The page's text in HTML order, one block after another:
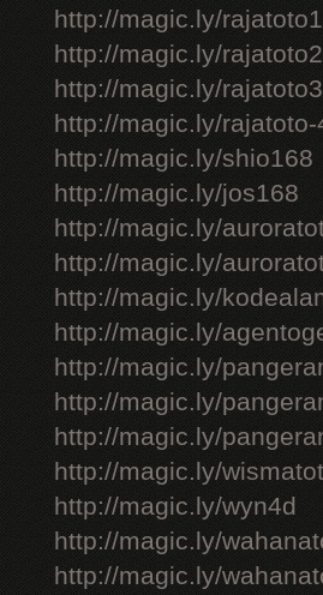
http://magic.ly/rajatoto1
http://magic.ly/rajatoto2
http://magic.ly/rajatoto3
http://magic.ly/rajatoto-
http://magic.ly/shio168
http://magic.ly/jos168
http://magic.ly/
http://magic.ly/
http://magic.ly/
http://magic.ly/
http://magic.ly/
http://magic.ly/
http://magic.ly/
http://magic.ly/
http://magic.ly/wyn4d
http://magic.ly/
http://magic.ly/